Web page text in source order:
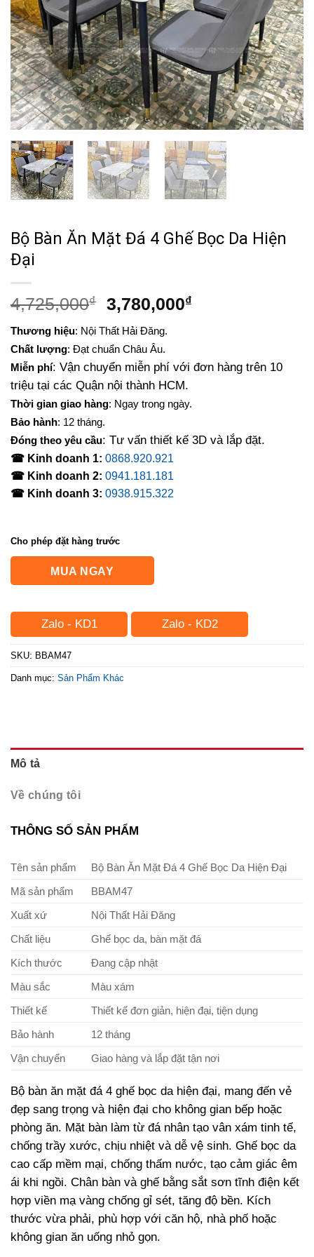
Bộ Bàn Ăn Mặt Đá 4 Ghế Bọc Da Hiện
Đại
4,725,000₫
Giá
là:
4,725,000₫.
3,780,000₫Giá
3,780,000₫.
Thương hiệu: Nội Thất Hải Đăng.
Chất lượng: Đạt chuẩn Châu Âu.
Miễn phí: Vận chuyển miễn phí với đơn hàng trên 10
triệu tại các Quận nội thành HCM.
Thời gian giao hàng: Ngay trong ngày.
Bảo hành: 12 tháng.
Đóng theo yêu cầu: Tư vấn thiết kế 3D và lắp đặt.
☎ Kinh doanh 1: 0868.920.921
☎ Kinh doanh 2: 0941.181.181
☎ Kinh doanh 3: 0938.915.322
Cho phép đặt hàng trước
MUA NGAY
Zalo - KD1 Zalo - KD2
SKU: BBAM47
Danh mục: Sản Phẩm Khác
Mô tả
Về chúng tôi
THÔNG SỐ SẢN PHẨM
Tên sản phẩm
Bộ Bàn Ăn Mặt Đá 4 Ghế Bọc Da Hiện Đại
Mã sản phẩm
BBAM47
Xuất xứ
Nội Thất Hải Đăng
Chất liệu
Ghế bọc da, bàn mặt đá
Kích thước
Đang cập nhật
Màu sắc
Màu xám
Thiết kế
Thiết kế đơn giản, hiện đại, tiện dụng
Bảo hành
12 tháng
Vận chuyển
Giao hàng và lắp đặt tận nơi
Bộ bàn ăn mặt đá 4 ghế bọc da hiện đại, mang đến vẻ
đẹp sang trọng và hiện đại cho không gian bếp hoặc
phòng ăn. Mặt bàn làm từ đá nhân tạo vân xám tinh tế,
chống trầy xước, chịu nhiệt và dễ vệ sinh. Ghế bọc da
cao cấp mềm mại, chống thấm nước, tạo cảm giác êm
ái khi ngồi. Chân bàn và ghế bằng sắt sơn tĩnh điện kết
hợp viền mạ vàng chống gỉ sét, tăng độ bền. Kích
thước vừa phải, phù hợp với căn hộ, nhà phố hoặc
không gian ăn uống nhỏ gọn.